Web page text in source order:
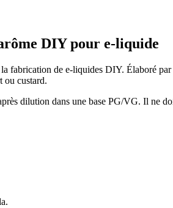
DIY pour e-liquide
la fabrication de e-liquides DIY. Élaboré
ou custard.
dilution dans une base PG/VG. Il ne